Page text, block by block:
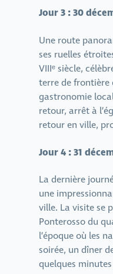
Jour 3 : 30
Une route
ses ruelles
VIIIᵉ siècle,
terre de frontière
gastronomie
retour, arrêt à
retour en ville,
Jour 4 : 31
La dernière
une
ville. La visite se
Ponterosso du
l’époque où les
soirée, un dîner
quelques